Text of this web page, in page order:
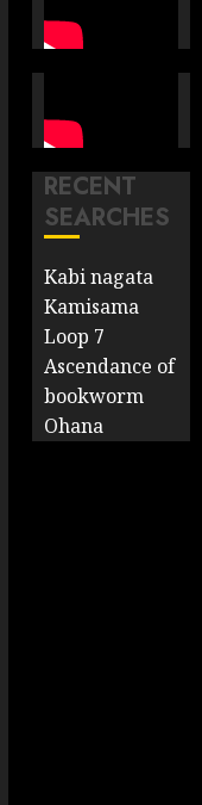
RECENT
SEARCHES
Kabi nagata
Kamisama
Loop 7
Ascendance of
bookworm
Ohana